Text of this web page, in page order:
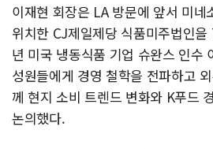
이재현 회장은 LA 방문에 앞서 미네
위치한 CJ제일제당 식품미주법인
년 미국 냉동식품 기업 슈완스 인수
성원들에게 경영 철학을 전파하고
께 현지 소비 트렌드 변화와 K푸드
논의했다.